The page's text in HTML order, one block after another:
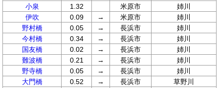
小泉
1.32 米原市
姉川
伊吹
0.09 → 米原市
姉川
野村橋
0.05 → 長浜市
姉川
今村橋
0.34 → 長浜市
姉川
国友橋
0.02 → 長浜市
姉川
難波橋
0.21 → 長浜市
姉川
野寺橋
0.05 → 長浜市
姉川
大門橋
0.52 → 長浜市
草野川